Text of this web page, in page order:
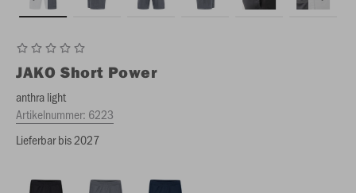
JAKO Short Power
anthra light
Artikelnummer: 6223
Lieferbar bis 2027